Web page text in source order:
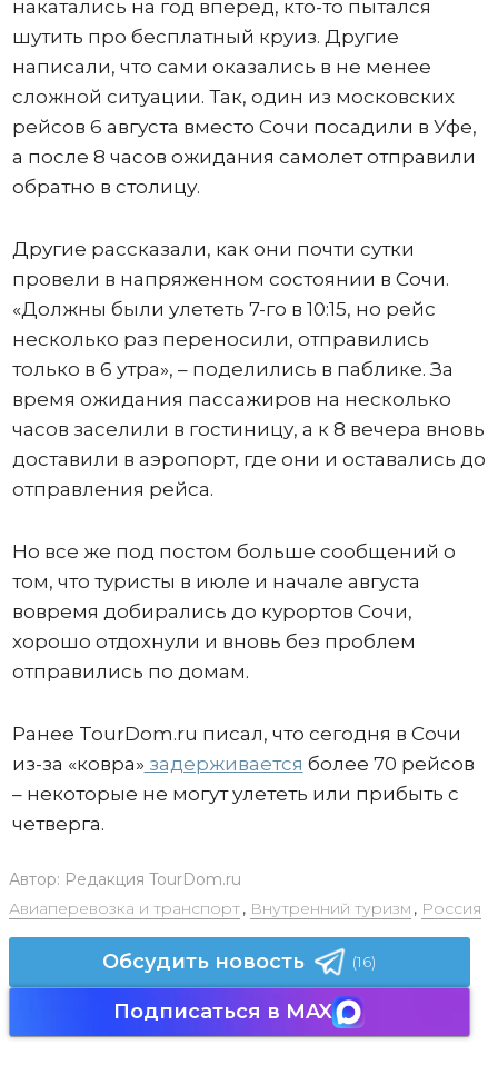
накатались на год вперед, кто-то пытался
шутить про бесплатный круиз. Другие
написали, что сами оказались в не менее
сложной ситуации. Так, один из московских
рейсов 6 августа вместо Сочи посадили в Уфе,
а после 8 часов ожидания самолет отправили
обратно в столицу.
Другие рассказали, как они почти сутки
провели в напряженном состоянии в Сочи.
«Должны были улететь 7-го в 10:15, но рейс
несколько раз переносили, отправились
только в 6 утра», – поделились в паблике. За
время ожидания пассажиров на несколько
часов заселили в гостиницу, а к 8 вечера вновь
доставили в аэропорт, где они и оставались до
отправления рейса.
Но все же под постом больше сообщений о
том, что туристы в июле и начале августа
вовремя добирались до курортов Сочи,
хорошо отдохнули и вновь без проблем
отправились по домам.
Ранее TourDom.ru писал, что сегодня в Сочи
из-за «ковра» задерживается более 70 рейсов
– некоторые не могут улететь или прибыть с
четверга.
Автор: Редакция TourDom.ru
Авиаперевозка и транспорт, Внутренний туризм , Россия
Обсудить новость (16)
Подписаться в MAX